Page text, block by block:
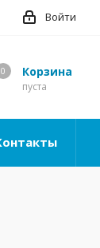
Войти
Корзина
0
пуста
0